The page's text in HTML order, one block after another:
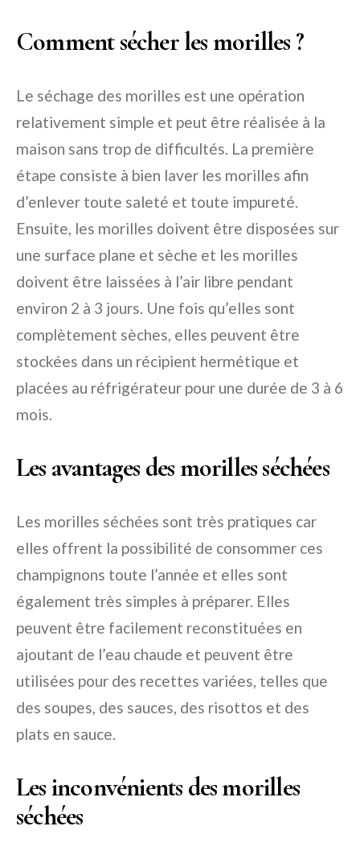
Comment sécher les morilles ?
Le séchage des morilles est une opération
relativement simple et peut être réalisée à la
maison sans trop de difficultés. La première
étape consiste à bien laver les morilles afin
d’enlever toute saleté et toute impureté.
Ensuite, les morilles doivent être disposées sur
une surface plane et sèche et les morilles
doivent être laissées à l’air libre pendant
environ 2 à 3 jours. Une fois qu’elles sont
complètement sèches, elles peuvent être
stockées dans un récipient hermétique et
placées au réfrigérateur pour une durée de 3 à 6
mois.
Les avantages des morilles séchées
Les morilles séchées sont très pratiques car
elles offrent la possibilité de consommer ces
champignons toute l’année et elles sont
également très simples à préparer. Elles
peuvent être facilement reconstituées en
ajoutant de l’eau chaude et peuvent être
utilisées pour des recettes variées, telles que
des soupes, des sauces, des risottos et des
plats en sauce.
Les inconvénients des morilles
séchées